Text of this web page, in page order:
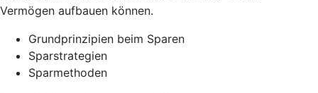
Vermögen aufbauen können.
Grundprinzipien beim Sparen
Sparstrategien
Sparmethoden